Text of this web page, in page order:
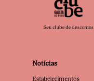
Seu clube de descontos
Notícias
Estabelecimentos